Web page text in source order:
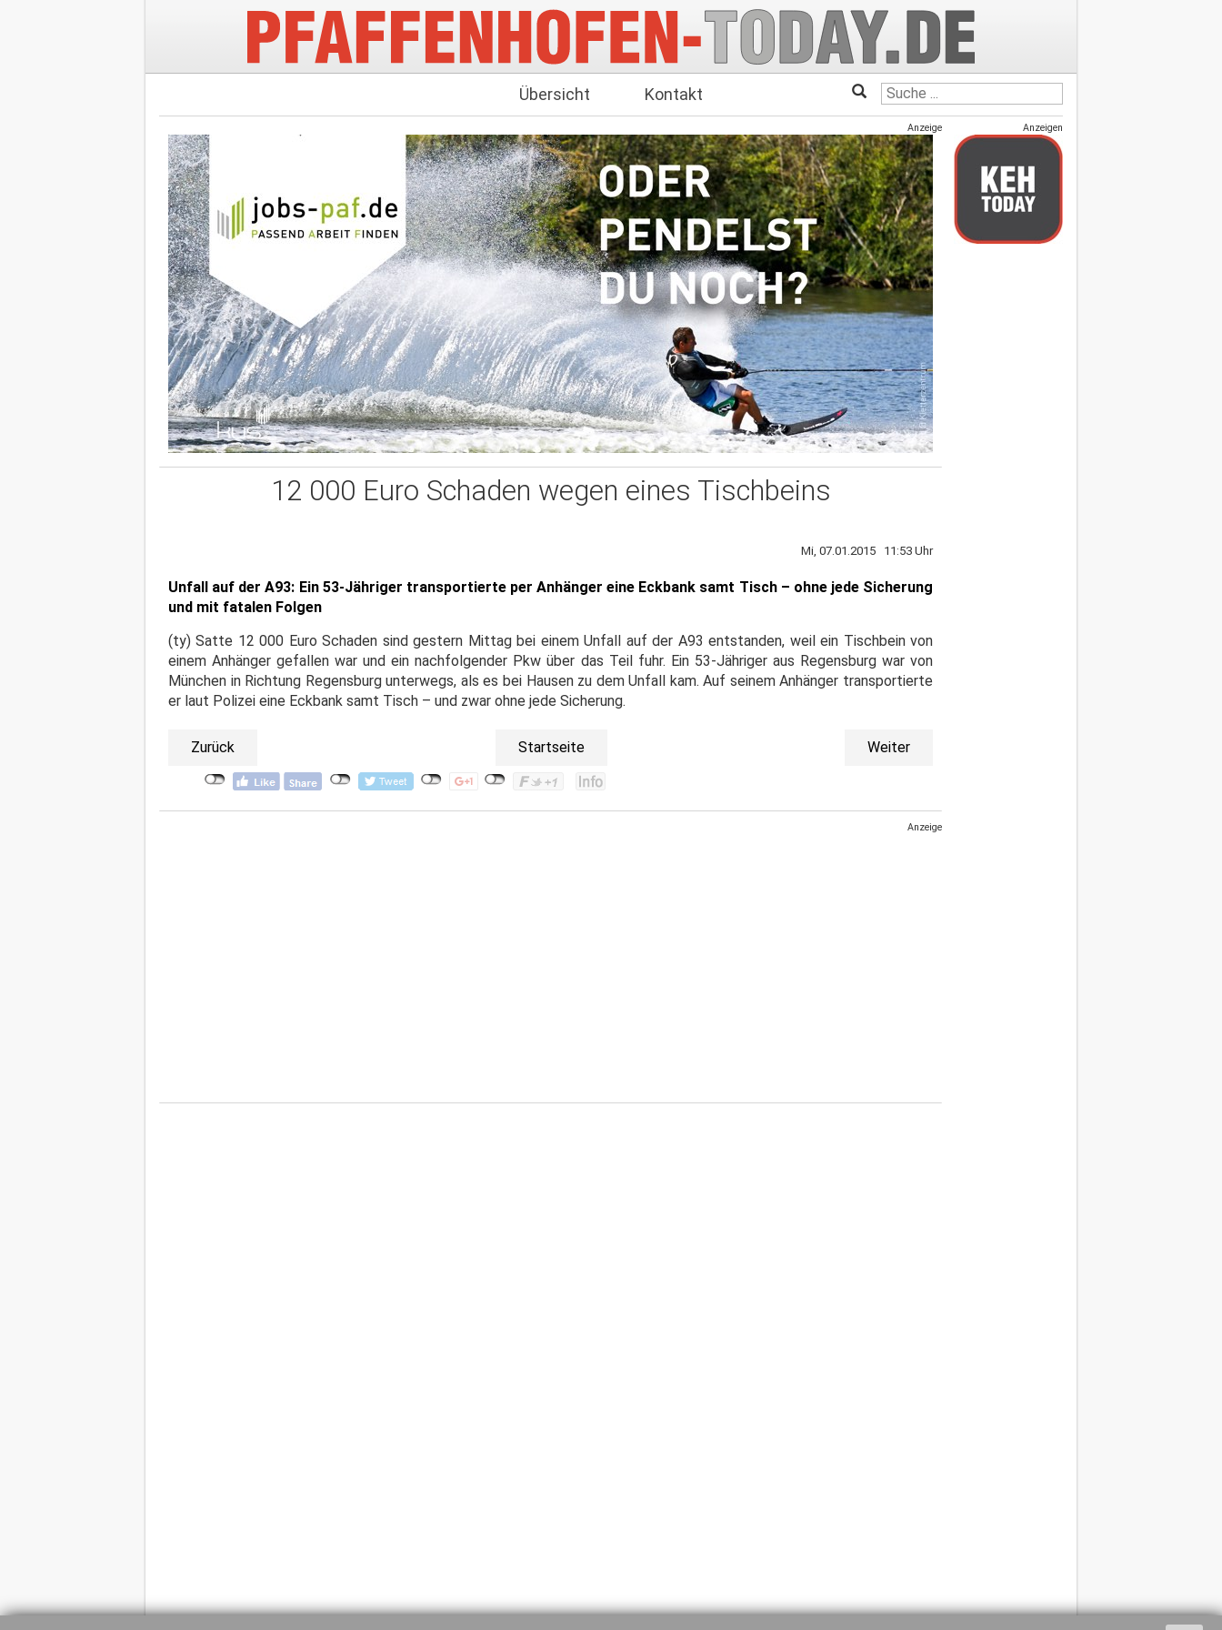
Übersicht Kontakt
Anzeige
12 000 Euro Schaden wegen eines Tischbeins
Mi, 07.01.2015 11:53 Uhr
Unfall auf der A93: Ein 53-Jähriger transportierte per Anhänger eine Eckbank samt Tisch – ohne jede Sicherung
und mit fatalen Folgen
(ty) Satte 12 000 Euro Schaden sind gestern Mittag bei einem Unfall auf der A93 entstanden, weil ein Tischbein von
einem Anhänger gefallen war und ein nachfolgender Pkw über das Teil fuhr. Ein 53-Jähriger aus Regensburg war von
München in Richtung Regensburg unterwegs, als es bei Hausen zu dem Unfall kam. Auf seinem Anhänger transportierte
er laut Polizei eine Eckbank samt Tisch – und zwar ohne jede Sicherung.
Zurück Startseite Weiter
Anzeige
Anzeigen